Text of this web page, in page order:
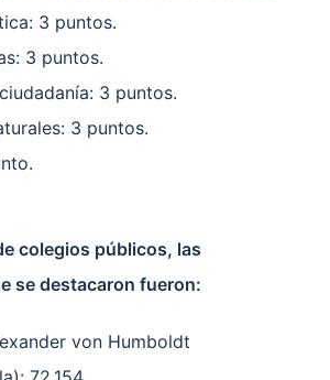
3 puntos.
3 puntos.
3 puntos.
3 puntos.
colegios públicos, las
se destacaron fueron:
von Humboldt